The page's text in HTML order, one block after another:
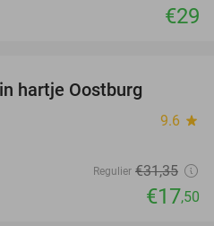
€29
hartje Oostburg
9.6 star
Regulier €31,35
€17,50